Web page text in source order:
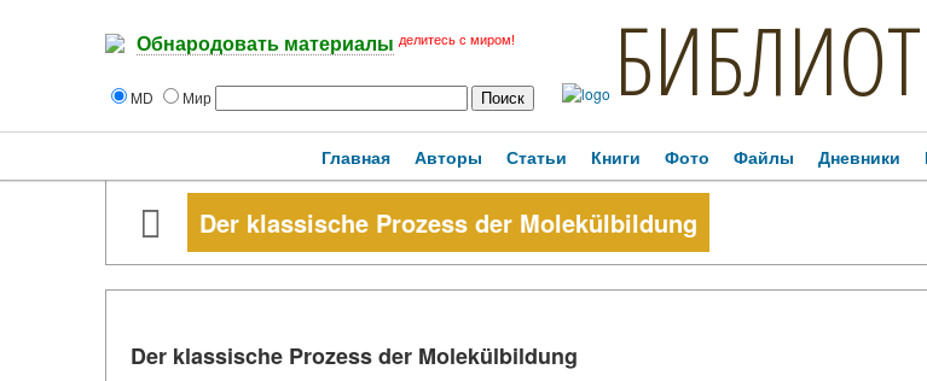
Обнародовать материалы делитесь с миром!
MD Мир
Главная Авторы Статьи Книги Фото Файлы Дневники
Der klassische Prozess der Molekülbildung
Der klassische Prozess der Molekülbildung